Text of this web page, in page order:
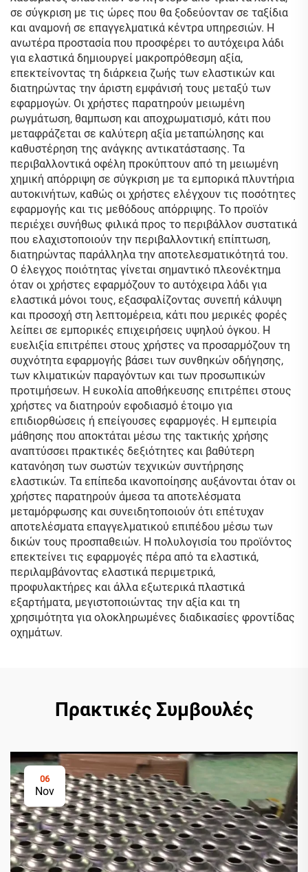
σε σύγκριση με τις ώρες που θα ξοδεύονταν σε ταξίδια
και αναμονή σε επαγγελματικά κέντρα υπηρεσιών. Η
ανωτέρα προστασία που προσφέρει το αυτόχειρα λάδι
για ελαστικά δημιουργεί μακροπρόθεσμη αξία,
επεκτείνοντας τη διάρκεια ζωής των ελαστικών και
διατηρώντας την άριστη εμφάνισή τους μεταξύ των
εφαρμογών. Οι χρήστες παρατηρούν μειωμένη
ρωγμάτωση, θαμπωση και αποχρωματισμό, κάτι που
μεταφράζεται σε καλύτερη αξία μεταπώλησης και
καθυστέρηση της ανάγκης αντικατάστασης. Τα
περιβαλλοντικά οφέλη προκύπτουν από τη μειωμένη
χημική απόρριψη σε σύγκριση με τα εμπορικά πλυντήρια
αυτοκινήτων, καθώς οι χρήστες ελέγχουν τις ποσότητες
εφαρμογής και τις μεθόδους απόρριψης. Το προϊόν
περιέχει συνήθως φιλικά προς το περιβάλλον συστατικά
που ελαχιστοποιούν την περιβαλλοντική επίπτωση,
διατηρώντας παράλληλα την αποτελεσματικότητά του.
Ο έλεγχος ποιότητας γίνεται σημαντικό πλεονέκτημα
όταν οι χρήστες εφαρμόζουν το αυτόχειρα λάδι για
ελαστικά μόνοι τους, εξασφαλίζοντας συνεπή κάλυψη
και προσοχή στη λεπτομέρεια, κάτι που μερικές φορές
λείπει σε εμπορικές επιχειρήσεις υψηλού όγκου. Η
ευελιξία επιτρέπει στους χρήστες να προσαρμόζουν τη
συχνότητα εφαρμογής βάσει των συνθηκών οδήγησης,
των κλιματικών παραγόντων και των προσωπικών
προτιμήσεων. Η ευκολία αποθήκευσης επιτρέπει στους
χρήστες να διατηρούν εφοδιασμό έτοιμο για
επιδιορθώσεις ή επείγουσες εφαρμογές. Η εμπειρία
μάθησης που αποκτάται μέσω της τακτικής χρήσης
αναπτύσσει πρακτικές δεξιότητες και βαθύτερη
κατανόηση των σωστών τεχνικών συντήρησης
ελαστικών. Τα επίπεδα ικανοποίησης αυξάνονται όταν οι
χρήστες παρατηρούν άμεσα τα αποτελέσματα
μεταμόρφωσης και συνειδητοποιούν ότι επέτυχαν
αποτελέσματα επαγγελματικού επιπέδου μέσω των
δικών τους προσπαθειών. Η πολυλογισία του προϊόντος
επεκτείνει τις εφαρμογές πέρα από τα ελαστικά,
περιλαμβάνοντας ελαστικά περιμετρικά,
προφυλακτήρες και άλλα εξωτερικά πλαστικά
εξαρτήματα, μεγιστοποιώντας την αξία και τη
χρησιμότητα για ολοκληρωμένες διαδικασίες φροντίδας
οχημάτων.
Πρακτικές Συμβουλές
06
Nov